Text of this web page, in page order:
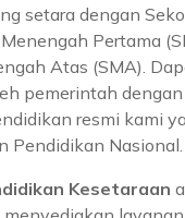
setara dengan
Pertama
Atas (SMA).
pemerintah
resmi kami
Pendidikan Nasional.
Kesetaraan